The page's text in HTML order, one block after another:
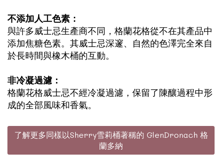
不添加人工色素：
與許多威士忌生產商不同，格蘭花格從不在其產品中
添加焦糖色素。其威士忌深邃、自然的色澤完全來自
於長時間與橡木桶的互動。
非冷凝過濾：
格蘭花格威士忌不經冷凝過濾，保留了陳釀過程中形
成的全部風味和香氣。
了解更多同樣以Sherry雪莉桶著稱的 GlenDronach 格
蘭多納